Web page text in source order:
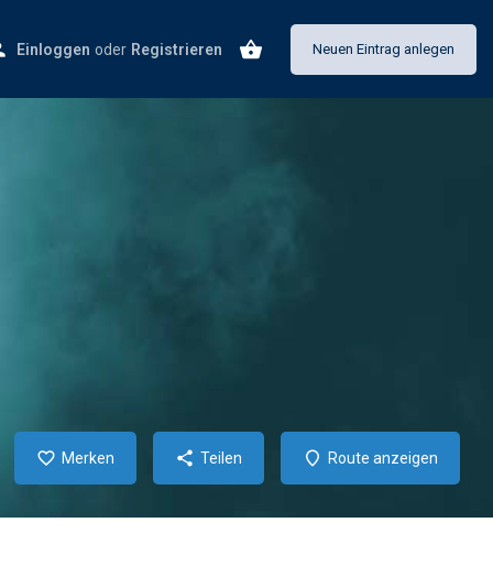
Einloggen oder Registrieren Neuen Eintrag anlegen
Merken Teilen Route anzeigen